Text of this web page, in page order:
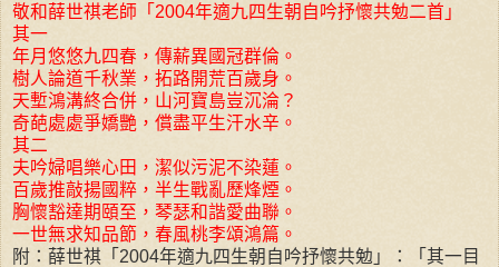
敬和薛世祺老師「2004年適九四生朝自吟抒懷共勉二首」
其一
年月悠悠九四春，傳薪異國冠群倫。
樹人論道千秋業，拓路開荒百歲身。
天塹鴻溝終合併，山河寶島豈沉淪？
奇葩處處爭嬌艷，償盡平生汗水辛。
其二
夫吟婦唱樂心田，潔似污泥不染蓮。
百歲推敲揚國粹，半生戰亂歷烽煙。
胸懷豁達期頤至，琴瑟和諧愛曲聯。
一世無求知品節，春風桃李頌鴻篇。
附：薛世祺「2004年適九四生朝自吟抒懷共勉」：「其一目